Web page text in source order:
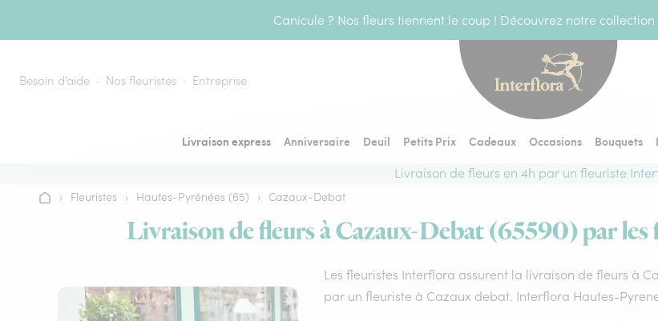
Canicule ? Nos fleurs tiennent le coup ! Découvrez notre
Besoin d’aide Nos fleuristes Entreprise
Livraison express Anniversaire Deuil Petits Prix Cadeaux Occasions Bouquets
Livraison de fleurs en 4h par un fleuriste
Accueil
› Fleuristes › Hautes-Pyrénées (65) › Cazaux-Debat
Livraison de fleurs à Cazaux-Debat (65590) par
Les fleuristes Interflora assurent la livraison de fleurs à
par un fleuriste à Cazaux debat. Interflora Hautes-